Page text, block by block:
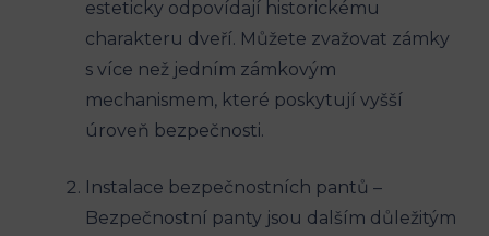
esteticky odpovídají historickému
charakteru dveří. Můžete zvažovat zámky
s více než jedním zámkovým
mechanismem, které poskytují vyšší
úroveň bezpečnosti.
Instalace bezpečnostních pantů –
Bezpečnostní panty jsou dalším důležitým